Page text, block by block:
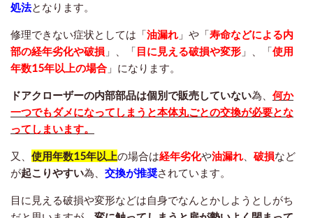
処法となります。
修理できない症状としては「油漏れ」や「寿命などによる内
部の経年劣化や破損 」、「目に見える破損や変形 」、「使用
年数15年以上の場合 」になります。
ドアクローザーの内部部品は個別で販売していない為、 何か
一つでもダメになってしまうと本体丸ごとの交換が必要とな
ってしまいます。
又、 使用年数15年以上の場合は経年劣化や油漏れ、 破損など
が起こりやすい為、 交換が推奨されています。
目に見える破損や変形などは自身でなんとかしようとしがち